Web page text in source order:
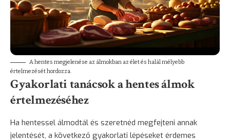
A hentes megjelenése az álmokban az élet és halál mélyebb
értelmezését hordozza.
Gyakorlati tanácsok a hentes álmok
értelmezéséhez
Ha hentessel álmodtál és szeretnéd megfejteni annak
jelentését, a következő gyakorlati lépéseket érdemes